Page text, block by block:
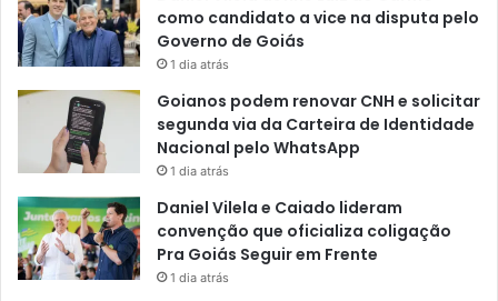
como candidato a vice na disputa pelo
Governo de Goiás
1 dia atrás
Goianos podem renovar CNH e solicitar
segunda via da Carteira de Identidade
Nacional pelo WhatsApp
1 dia atrás
Daniel Vilela e Caiado lideram
convenção que oficializa coligação
Pra Goiás Seguir em Frente
1 dia atrás